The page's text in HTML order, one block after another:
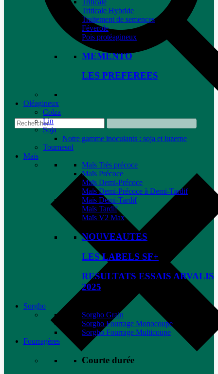
Triticale
Triticale Hybride
Traitement de semences
Féverole
Pois protéagineux
MEMENTO
LES PREFEREES
Oléagineux
Colza
Lin
Soja
Notre gamme inoculants : soja et luzerne
Tournesol
Maïs
Maïs Très précoce
Maïs Précoce
Maïs Demi-Précoce
Maïs Demi-Précoce à Demi-Tardif
Maïs Demi-Tardif
Maïs Tardif
Maïs V2 Max
NOUVEAUTES
LES LABELS SF+
RESULTATS ESSAIS ARVALIS
2025
Sorgho
Sorgho Grain
Sorgho Fourrage Monocoupe
Sorgho Fourrage Multicoupe
Fourragères
Courte durée